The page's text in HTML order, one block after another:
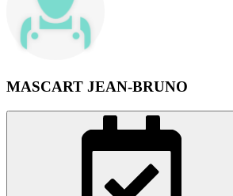
MASCART JEAN-BRUNO